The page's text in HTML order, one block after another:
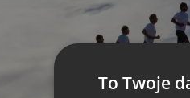
To Twoje